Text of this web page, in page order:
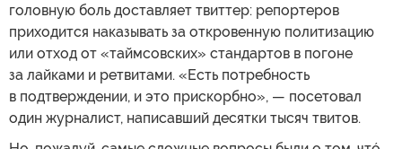
головную боль доставляет твиттер: репортеров
приходится наказывать за откровенную политизацию
или отход от «таймсовских» стандартов в погоне
за лайками и ретвитами. «Есть потребность
в подтверждении, и это прискорбно», — посетовал
один журналист, написавший десятки тысяч твитов.